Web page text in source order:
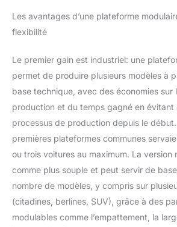
Les avantages d’une plateforme
flexibilité
Le premier gain est industriel: une
permet de produire plusieurs modèles à
base technique, avec des économies sur
production et du temps gagné en
processus de production depuis le
premières plateformes communes
ou trois voitures au maximum. La version
comme plus souple et peut servir de
nombre de modèles, y compris sur
(citadines, berlines, SUV), grâce à des
modulables comme l’empattement, la